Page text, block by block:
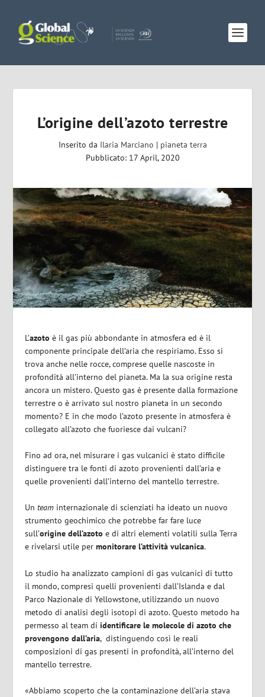
L’origine dell’azoto terrestre
Inserito da Ilaria Marciano | pianeta terra
Pubblicato: 17 April, 2020
L’azoto è il gas più abbondante in atmosfera ed è il
componente principale dell’aria che respiriamo. Esso si
trova anche nelle rocce, comprese quelle nascoste in
profondità all’interno del pianeta. Ma la sua origine resta
ancora un mistero. Questo gas è presente dalla formazione
terrestre o è arrivato sul nostro pianeta in un secondo
momento? E in che modo l’azoto presente in atmosfera è
collegato all’azoto che fuoriesce dai vulcani?
Fino ad ora, nel misurare i gas vulcanici è stato difficile
distinguere tra le fonti di azoto provenienti dall’aria e
quelle provenienti dall’interno del mantello terrestre.
Unteam internazionale di scienziati ha ideato un nuovo
strumento geochimico che potrebbe far fare luce
sull’origine dell’azoto e di altri elementi volatili sulla Terra
e rivelarsi utile permonitorare l’attività vulcanica.
Lo studio ha analizzato campioni di gas vulcanici di tutto
il mondo, compresi quelli provenienti dall’Islanda e dal
Parco Nazionale di Yellowstone, utilizzando un nuovo
metodo di analisi degli isotopi di azoto. Questo metodo ha
permesso al team di identificare le molecole di azoto che
provengono dall’aria, distinguendo così le reali
composizioni di gas presenti in profondità, all’interno del
mantello terrestre.
«Abbiamo scoperto che la contaminazione dell’aria stava